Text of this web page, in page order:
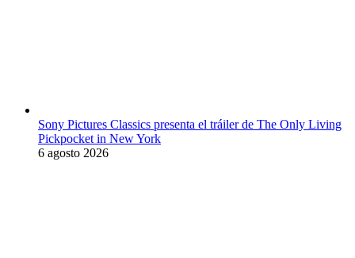
Sony Pictures Classics presenta el tráiler de The Only Living
Pickpocket in New York
6 agosto 2026